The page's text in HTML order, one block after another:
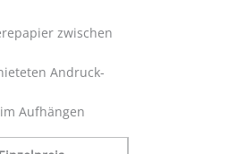
zwischen
Andruck-
Aufhängen